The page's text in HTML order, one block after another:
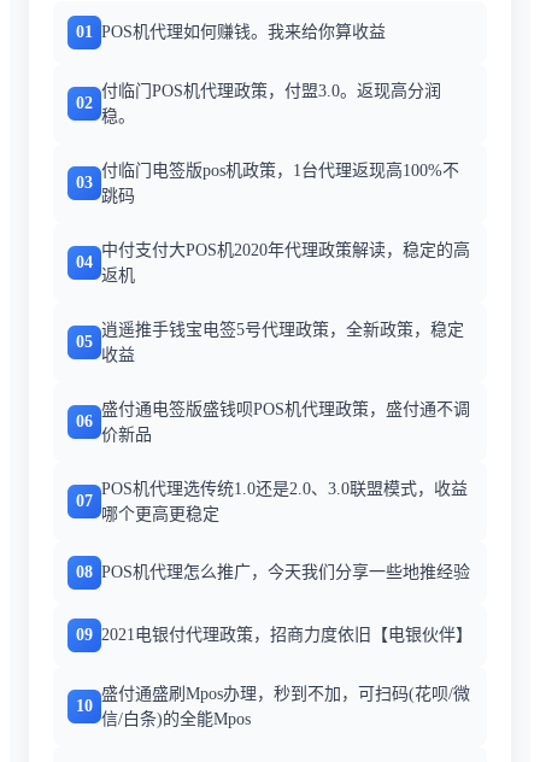
01 POS机代理如何赚钱。我来给你算收益
02
付临门POS机代理政策，付盟3.0。返现高分润
稳。
03
付临门电签版pos机政策，1台代理返现高100%不
跳码
04
中付支付大POS机2020年代理政策解读，稳定的高
返机
05
逍遥推手钱宝电签5号代理政策，全新政策，稳定
收益
06
盛付通电签版盛钱呗POS机代理政策，盛付通不调
价新品
07
POS机代理选传统1.0还是2.0、3.0联盟模式，收益
哪个更高更稳定
08 POS机代理怎么推广，今天我们分享一些地推经验
09 2021电银付代理政策，招商力度依旧【电银伙伴】
10
盛付通盛刷Mpos办理，秒到不加，可扫码(花呗/微
信/白条)的全能Mpos